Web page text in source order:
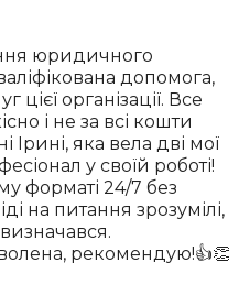
юридичного
допомога,
організації. Все
і не за всі кошти
Ірині, яка вела дві мої
у своїй роботі!
форматі 24/7 без
на питання зрозумілі,
рекомендую!👍👏